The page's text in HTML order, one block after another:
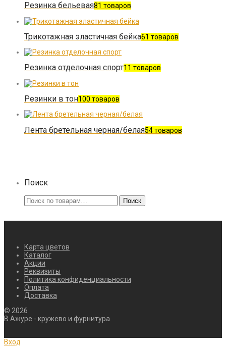
Резинка бельевая81 товаров
Трикотажная эластичная бейка61 товаров
Резинка отделочная спорт11 товаров
Резинки в тон100 товаров
Лента бретельная черная/белая54 товаров
Поиск
Искать: Поиск
Карта цветов
Каталог
Акции
Реквизиты
Политика конфиденциальности
Оплата
Доставка
© 2026
В Ажуре - кружево и фурнитура
Вход